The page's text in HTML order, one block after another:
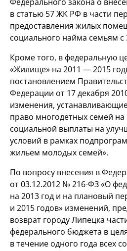
в статью 57 ЖК РФ в части
предоставления жилых
социального найма семьям с
Кроме того, в федеральную
«Жилище» на 2011 — 2015
постановлением
Федерации от 17 декабря
изменения,
право многодетных семей
социальной выплаты на
условий в рамках
жильем молодых семей».
По вопросу внесения в
от 03.12.2012 №216-ФЗ«О
на 2013 год и на плановый
и 2015 годов» изменений,
возврат городу Липецка
федерального бюджета в
в течение одного года всех